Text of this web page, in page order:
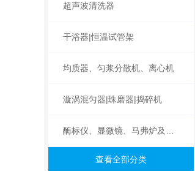
超声波清洗器
干浴器|恒温试管架
均质器、匀浆分散机、离心机
漩涡混匀器|珠磨器|捣碎机
查看全部分类